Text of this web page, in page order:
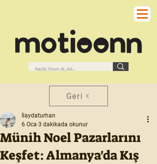
Geri
Münih Noel Pazarlarını
Keşfet: Almanya'da Kış
İlaydaturhan
6 Oca 3 dakikada okunur